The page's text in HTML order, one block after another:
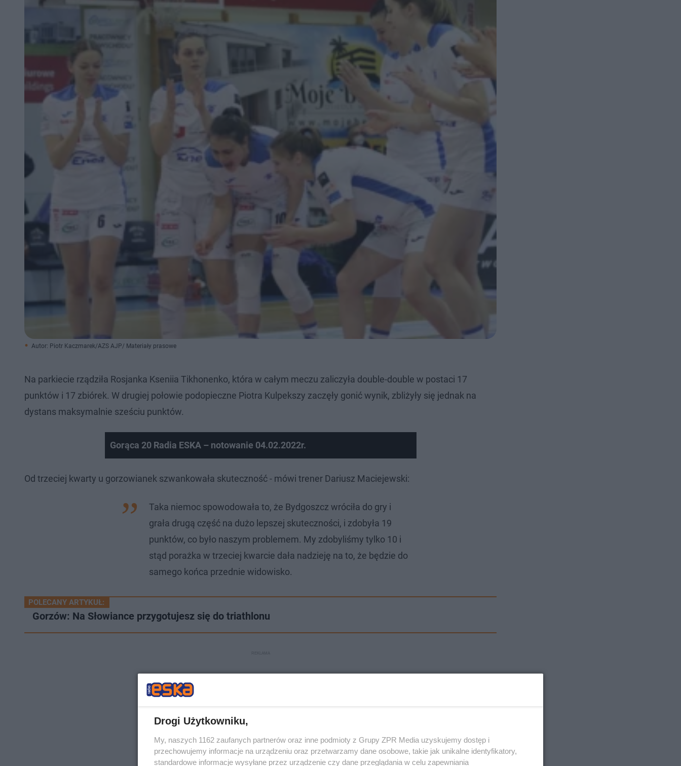
Autor: Piotr Kaczmarek/AZS AJP/ Materiały prasowe
Na parkiecie rządziła Rosjanka Kseniia Tikhonenko, która w całym meczu zaliczyła double-double w postaci 17
punktów i 17 zbiórek. W drugiej połowie podopieczne Piotra Kulpekszy zaczęły gonić wynik, zbliżyły się jednak na
dystans maksymalnie sześciu punktów.
Gorąca 20 Radia ESKA – notowanie 04.02.2022r.
Od trzeciej kwarty u gorzowianek szwankowała skuteczność - mówi trener Dariusz Maciejewski:
Taka niemoc spowodowała to, że Bydgoszcz wróciła do gry i
grała drugą część na dużo lepszej skuteczności, i zdobyła 19
punktów, co było naszym problemem. My zdobyliśmy tylko 10 i
stąd porażka w trzeciej kwarcie dała nadzieję na to, że będzie do
samego końca przednie widowisko.
POLECANY ARTYKUŁ:
Gorzów: Na Słowiance przygotujesz się do triathlonu
Drogi Użytkowniku,
My, naszych 1162 zaufanych partnerów oraz inne podmioty z Grupy ZPR Media uzyskujemy dostęp i
przechowujemy informacje na urządzeniu oraz przetwarzamy dane osobowe, takie jak unikalne identyfikatory,
standardowe informacje wysyłane przez urządzenie czy dane przeglądania w celu zapewniania